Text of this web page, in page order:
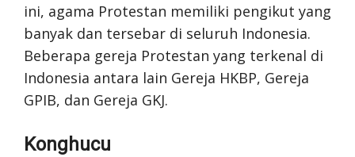
ini, agama Protestan memiliki pengikut yang
banyak dan tersebar di seluruh Indonesia.
Beberapa gereja Protestan yang terkenal di
Indonesia antara lain Gereja HKBP, Gereja
GPIB, dan Gereja GKJ.
Konghucu